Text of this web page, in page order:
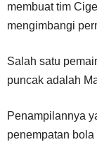
membuat tim
mengimbangi
Salah satu
puncak adalah
Penampilannya
penempatan